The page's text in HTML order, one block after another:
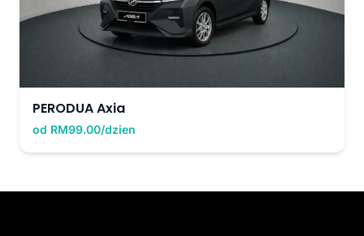
PERODUA Axia
od RM99.00/dzien